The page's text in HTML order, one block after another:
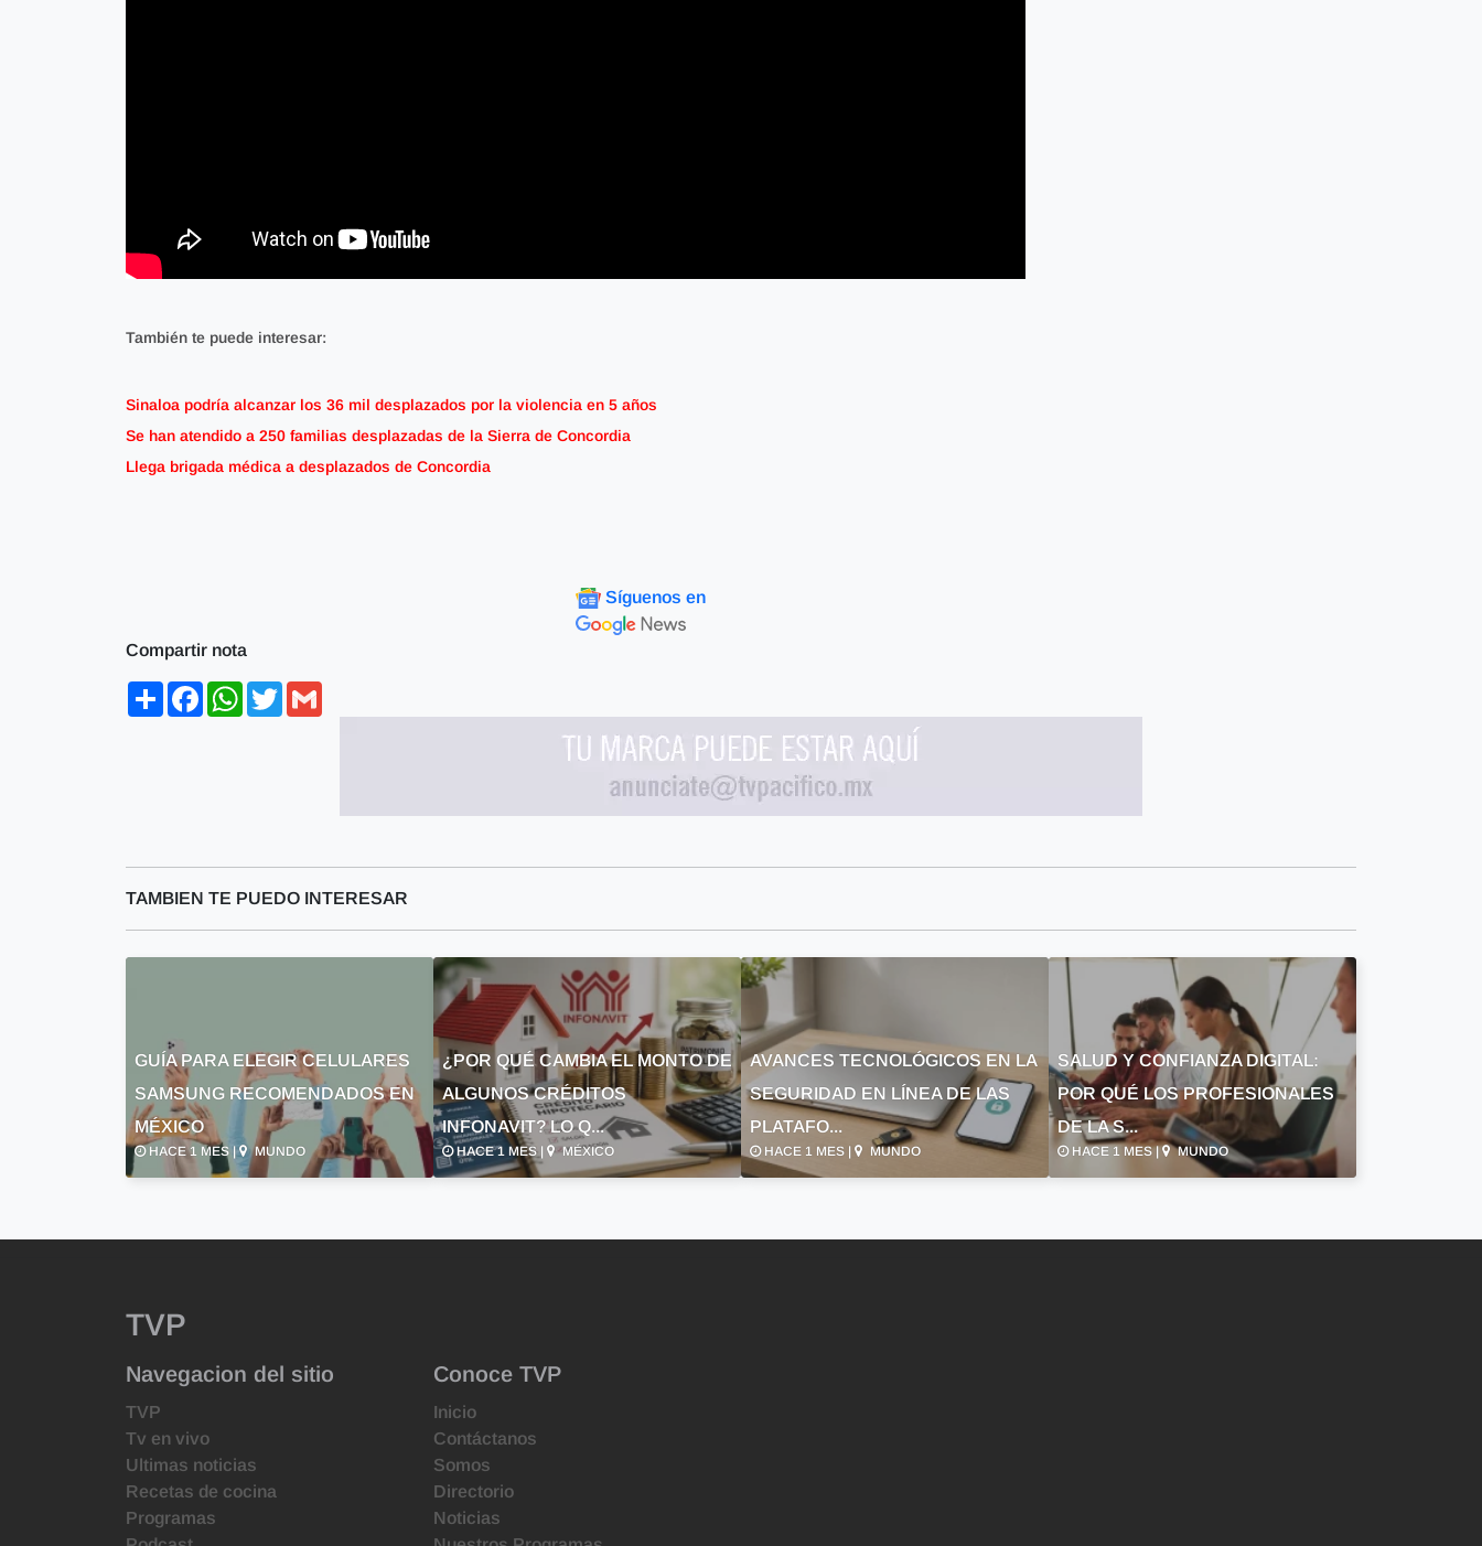
También te puede interesar:
Sinaloa podría alcanzar los 36 mil desplazados por la violencia en 5 años
Se han atendido a 250 familias desplazadas de la Sierra de Concordia
Llega brigada médica a desplazados de Concordia
Síguenos en
Compartir nota
ShareFacebookWhatsApp
Twitter
TAMBIEN TE PUEDO INTERESAR
GUÍA PARA ELEGIR CELULARES
SAMSUNG RECOMENDADOS EN
MÉXICO
HACE 1 MES | MUNDO
¿POR QUÉ CAMBIA EL MONTO DE
ALGUNOS CRÉDITOS
INFONAVIT? LO Q...
HACE 1 MES | MÉXICO
AVANCES TECNOLÓGICOS EN LA
SEGURIDAD EN LÍNEA DE LAS
PLATAFO...
HACE 1 MES | MUNDO
SALUD Y CONFIANZA DIGITAL:
POR QUÉ LOS PROFESIONALES
DE LA S...
HACE 1 MES | MUNDO
TVP
Navegacion del sitio
TVP
Tv en vivo
Ultimas noticias
Recetas de cocina
Programas
Conoce TVP
Inicio
Contáctanos
Somos
Directorio
Noticias